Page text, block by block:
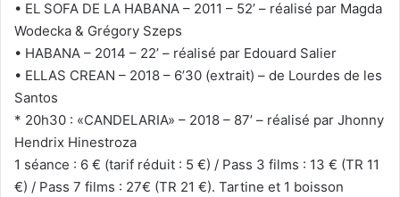
• EL SOFA DE LA HABANA – 2011 – 52’ – réalisé par Magda
Wodecka & Grégory Szeps
• HABANA – 2014 – 22’ – réalisé par Edouard Salier
• ELLAS CREAN – 2018 – 6’30 (extrait) – de Lourdes de les
Santos
* 20h30 : «CANDELARIA» – 2018 – 87’ – réalisé par Jhonny
Hendrix Hinestroza
1 séance : 6 € (tarif réduit : 5 €) / Pass 3 films : 13 € (TR 11
€) / Pass 7 films : 27€ (TR 21 €). Tartine et 1 boisson